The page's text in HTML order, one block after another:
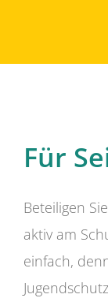
Für
Beteiligen
aktiv am
einfach,